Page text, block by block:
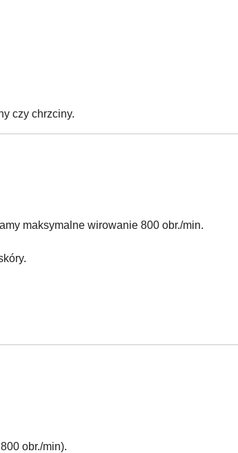
czy chrzciny.
maksymalne wirowanie 800 obr./min.
obr./min).